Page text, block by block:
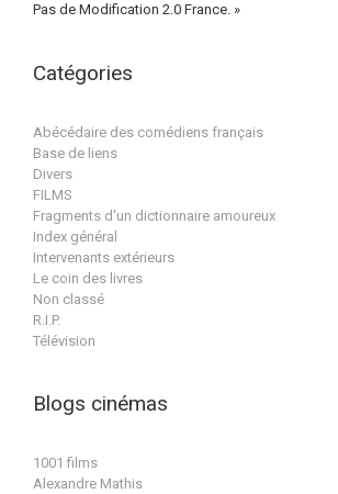
Pas de Modification 2.0 France. »
Catégories
Abécédaire des comédiens français
Base de liens
Divers
FILMS
Fragments d'un dictionnaire amoureux
Index général
Intervenants extérieurs
Le coin des livres
Non classé
R.I.P.
Télévision
Blogs cinémas
1001 films
Alexandre Mathis